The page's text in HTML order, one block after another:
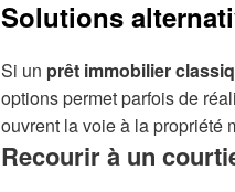
Solutions
Si un prêt immobilier
options permet parfois de
ouvrent la voie à la propriété
Recourir à un